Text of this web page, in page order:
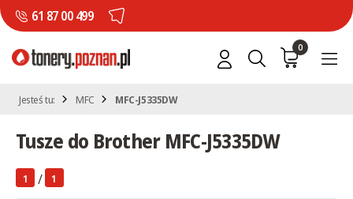
61 87 00 499
0
Jesteś tu: MFC MFC-J5335DW
Tusze do Brother MFC-J5335DW
1 / 1